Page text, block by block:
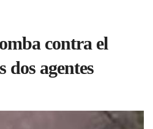
contra el
dos agentes